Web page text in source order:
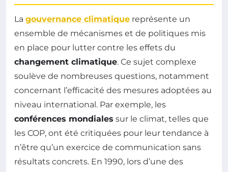
La gouvernance climatique représente un
ensemble de mécanismes et de politiques mis
en place pour lutter contre les effets du
changement climatique. Ce sujet complexe
soulève de nombreuses questions, notamment
concernant l’efficacité des mesures adoptées au
niveau international. Par exemple, les
conférences mondiales sur le climat, telles que
les COP, ont été critiquées pour leur tendance à
n’être qu’un exercice de communication sans
résultats concrets. En 1990, lors d’une des